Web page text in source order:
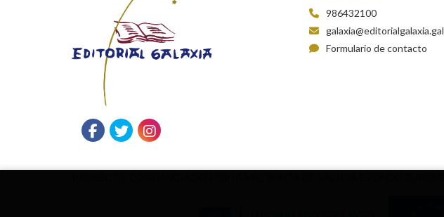
986432100
galaxia@editorialgalaxia.gal
Formulario de contacto